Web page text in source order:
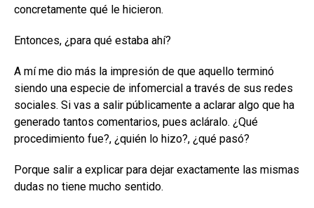
concretamente qué le hicieron.
Entonces, ¿para qué estaba ahí?
A mí me dio más la impresión de que aquello terminó
siendo una especie de infomercial a través de sus redes
sociales. Si vas a salir públicamente a aclarar algo que ha
generado tantos comentarios, pues acláralo. ¿Qué
procedimiento fue?, ¿quién lo hizo?, ¿qué pasó?
Porque salir a explicar para dejar exactamente las mismas
dudas no tiene mucho sentido.